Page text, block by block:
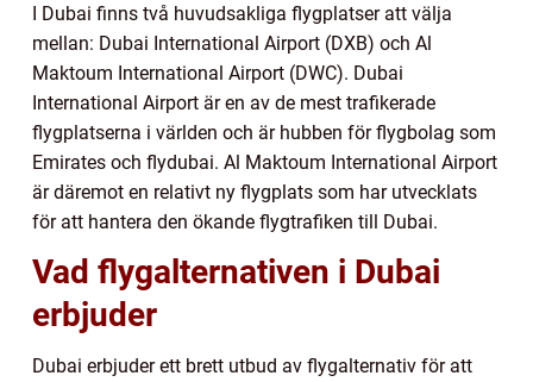
I Dubai finns två huvudsakliga flygplatser att välja
mellan: Dubai International Airport (DXB) och Al
Maktoum International Airport (DWC). Dubai
International Airport är en av de mest trafikerade
flygplatserna i världen och är hubben för flygbolag som
Emirates och flydubai. Al Maktoum International Airport
är däremot en relativt ny flygplats som har utvecklats
för att hantera den ökande flygtrafiken till Dubai.
Vad flygalternativen i Dubai
erbjuder
Dubai erbjuder ett brett utbud av flygalternativ för att